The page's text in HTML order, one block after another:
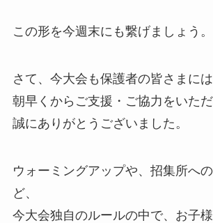
この形を今週末にも繋げましょう。
さて、今大会も保護者の皆さまには
朝早くからご支援・ご協力をいただ
誠にありがとうございました。
ウォーミングアップや、招集所へ
ど、
今大会独自のルールの中で、お子